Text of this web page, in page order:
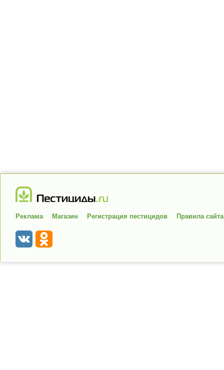
Реклама Магазин Регистрация пестицидов Правила сайта